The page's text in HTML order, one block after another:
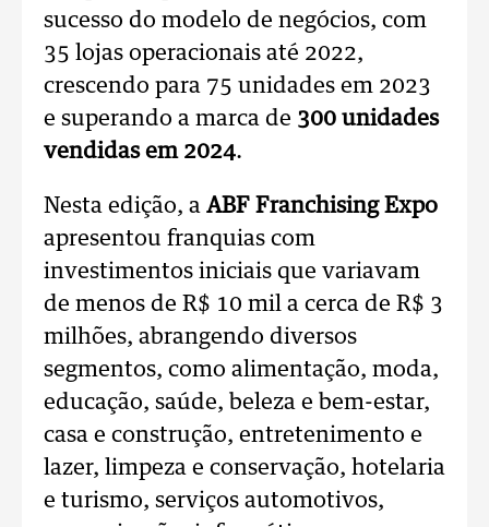
sucesso do modelo de negócios, com
35 lojas operacionais até 2022,
crescendo para 75 unidades em 2023
e superando a marca de 300 unidades
vendidas em 2024.
Nesta edição, a ABF Franchising Expo
apresentou franquias com
investimentos iniciais que variavam
de menos de R$ 10 mil a cerca de R$ 3
milhões, abrangendo diversos
segmentos, como alimentação, moda,
educação, saúde, beleza e bem-estar,
casa e construção, entretenimento e
lazer, limpeza e conservação, hotelaria
e turismo, serviços automotivos,